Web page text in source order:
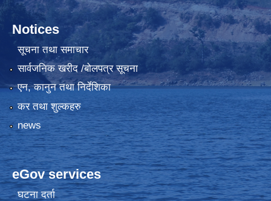
Notices
सूचना तथा समाचार
सार्वजनिक खरीद /बोलपत्र सूचना
एन, कानुन तथा निर्देशिका
कर तथा शुल्कहरु
news
eGov services
घटना दर्ता